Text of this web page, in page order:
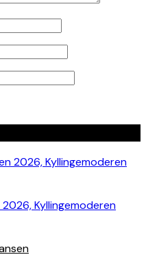
Kyllingemoderen